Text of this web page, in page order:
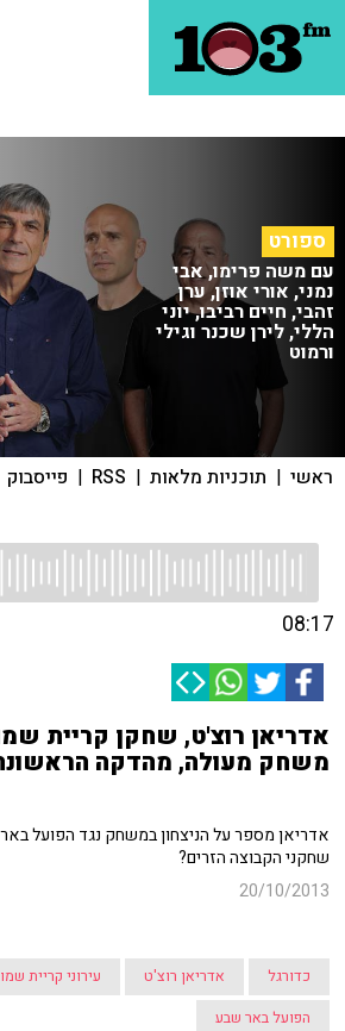
ספורט
עם משה פרימו, אבי
נמני, אורי אוזן, ערן
זהבי, חיים רביבו, יוני
הללי, לירן שכנר וגילי
ורמוט
ראשי | תוכניות מלאות |
RSS
| פייסבוק
08:17
אדריאן רוצ'ט, שחקן קריית
משחק מעולה, מהדקה הראשונה
אדריאן מספר על הניצחון במשחק נגד הפועל
שחקני הקבוצה הזרים?
20/10/2013
כדורגל אדריאן רוצ'ט עירוני קריית
הפועל באר שבע